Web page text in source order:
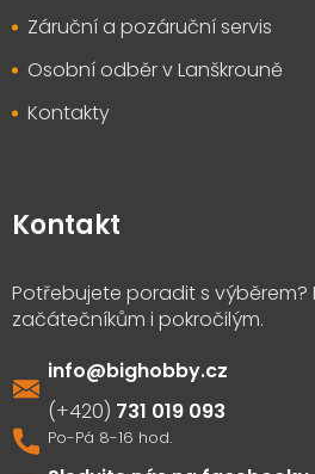
Záruční a pozáruční servis
Osobní odběr v Lanškrouně
Kontakty
Kontakt
info@bighobby.cz
731 019 093